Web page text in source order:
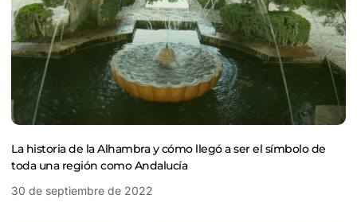
La historia de la Alhambra y cómo llegó a ser el símbolo de
toda una región como Andalucía
30 de septiembre de 2022